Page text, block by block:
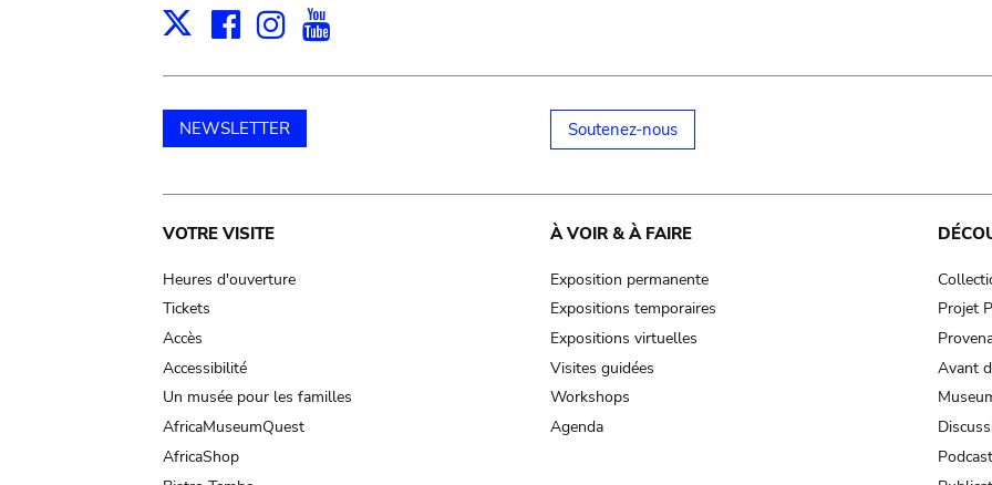
X Facebook
Instagram
NEWSLETTER Soutenez-nous
Main
navigation
VOTRE VISITE
Heures d'ouverture
Tickets
Accès
Accessibilité
Un musée pour les familles
AfricaMuseumQuest
AfricaShop
À VOIR & À FAIRE
Exposition permanente
Expositions temporaires
Expositions virtuelles
Visites guidées
Workshops
Agenda
Projet
Avant